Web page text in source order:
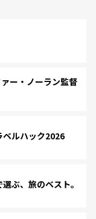
ー・ノーラン監督
ルハック2026
ぶ、旅のベスト。